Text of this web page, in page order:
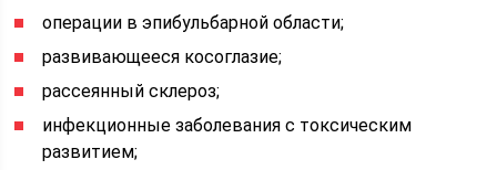
операции в эпибульбарной области;
развивающееся косоглазие;
рассеянный склероз;
инфекционные заболевания с токсическим
развитием;